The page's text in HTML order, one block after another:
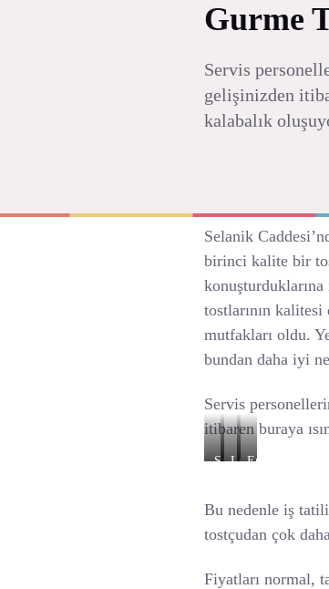
Gurme
Servis
gelişinizden
kalabalık
Selanik
birinci kalite bir
tostlarının
mutfakları oldu.
bundan daha iyi
Servis
itibaren buraya
Salata
İkramı
LezizEnfes
Bu nedenle iş
tostçudan çok
Fiyatları normal,